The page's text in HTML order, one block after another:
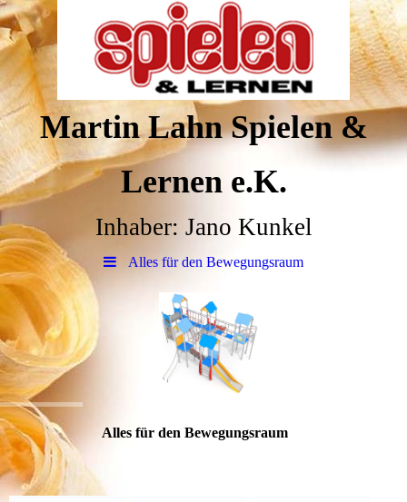
Martin Lahn Spielen &
Lernen e.K.
Inhaber: Jano Kunkel
Alles für den Bewegungsraum
Alles für den Bewegungsraum